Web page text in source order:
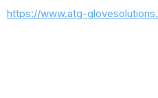
https://www.atg-